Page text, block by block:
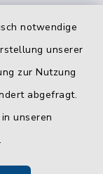
notwendige
unserer
zur Nutzung
abgefragt.
unseren
.